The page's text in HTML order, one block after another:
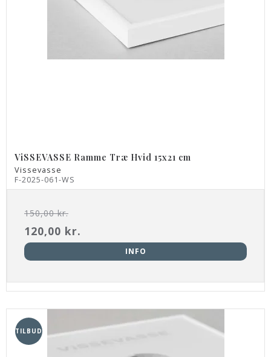
ViSSEVASSE Ramme Træ Hvid 15x21 cm
Vissevasse
F-2025-061-WS
150,00 kr.
120,00 kr.
INFO
TILBUD